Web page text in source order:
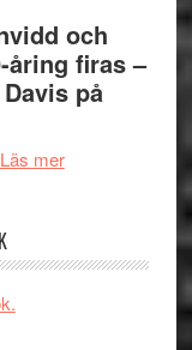
New
Day
–
Man
års-
jubileum
av
och
åring firas –
på
Läs merom
energi